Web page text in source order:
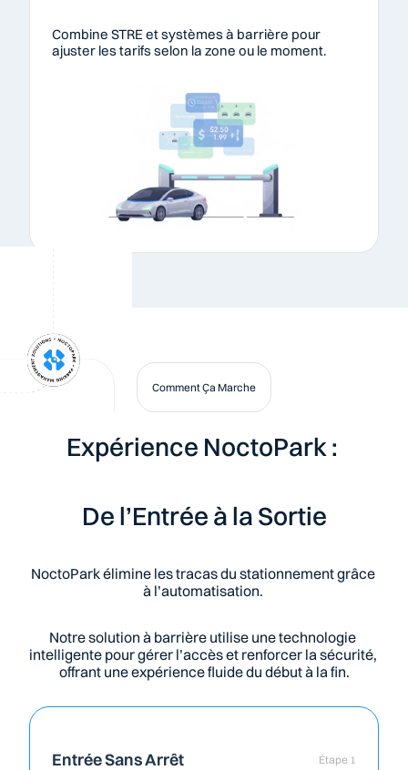
Combine STRE et systèmes à barrière pour
ajuster les tarifs selon la zone ou le moment.
Comment Ça Marche
Expérience NoctoPark :
De l’Entrée à la Sortie
NoctoPark élimine les tracas du stationnement grâce
à l’automatisation.
Notre solution à barrière utilise une technologie
intelligente pour gérer l’accès et renforcer la sécurité,
offrant une expérience fluide du début à la fin.
Entrée Sans Arrêt Étape 1